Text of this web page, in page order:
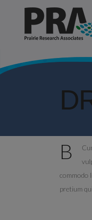
B
commodo
pretium